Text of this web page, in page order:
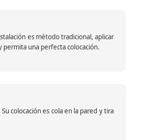
es método tradicional, aplicar
permita una perfecta colocación.
colocación es cola en la pared y tira